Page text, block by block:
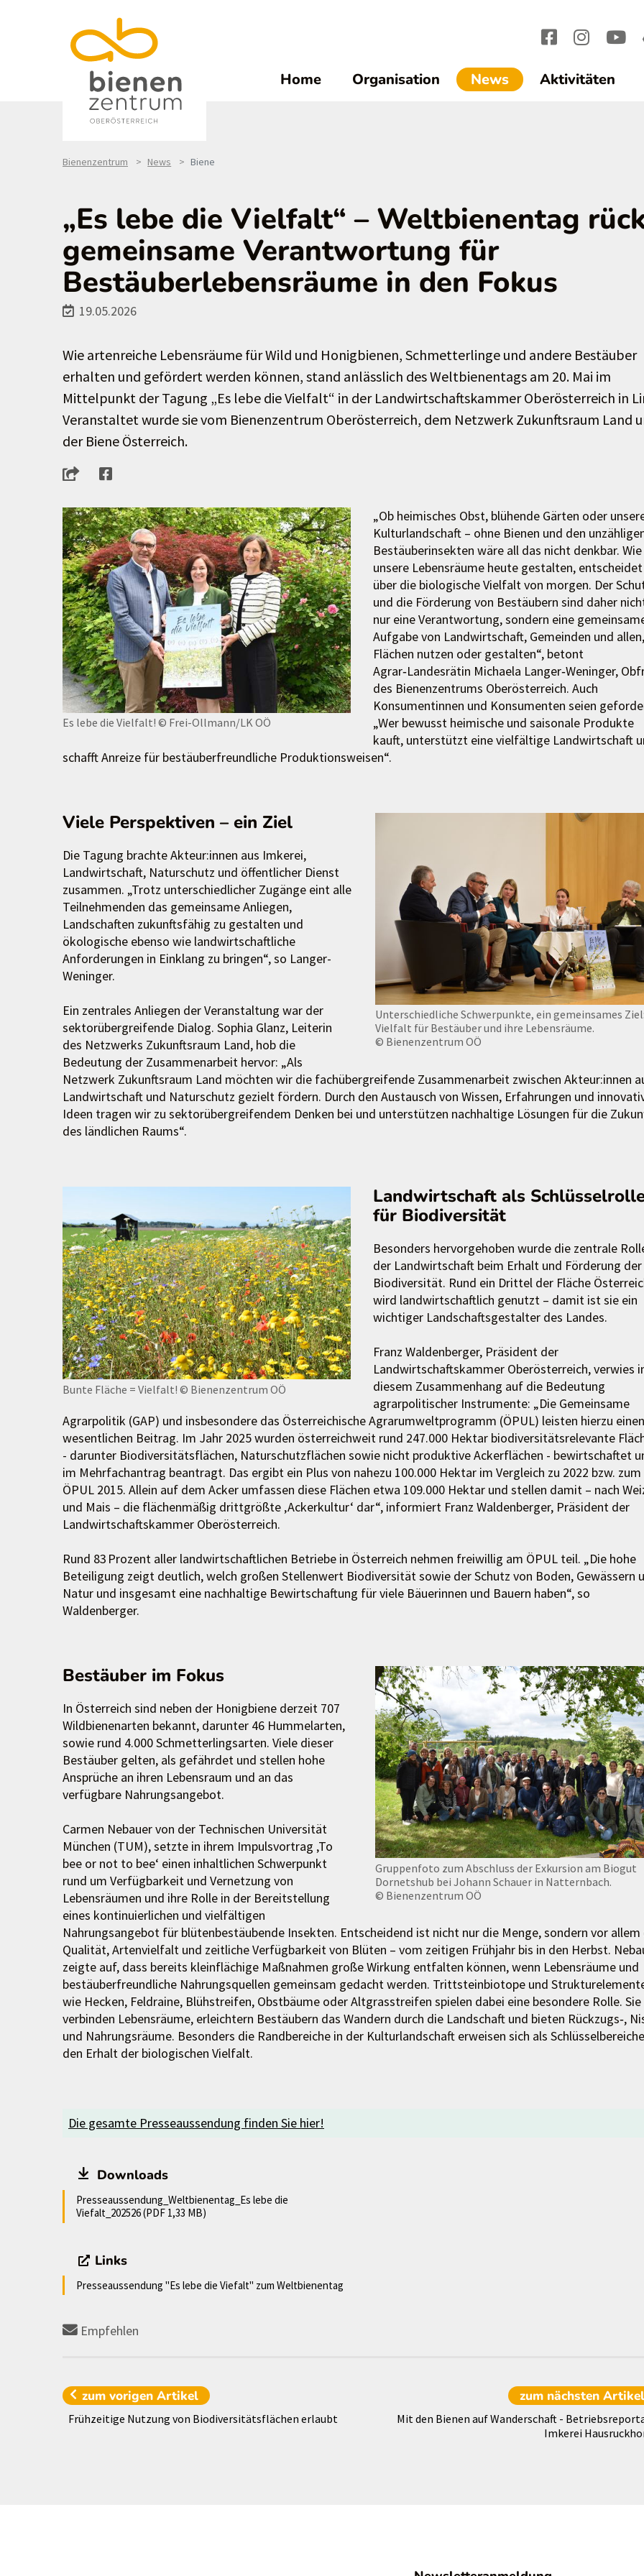
Home Organisation News(current)1
Aktivitäten
Bienenzentrum News Biene
„Es lebe die Vielfalt“ – Weltbienentag
gemeinsame Verantwortung für
Bestäuberlebensräume in den Fokus
19.05.2026
Wie artenreiche Lebensräume für Wild und Honigbienen, Schmetterlinge und andere Bestäuber
erhalten und gefördert werden können, stand anlässlich des Weltbienentags am 20. Mai im
Mittelpunkt der Tagung „Es lebe die Vielfalt“ in der Landwirtschaftskammer Oberösterreich in
Veranstaltet wurde sie vom Bienenzentrum Oberösterreich, dem Netzwerk Zukunftsraum Land
der Biene Österreich.
Es lebe die Vielfalt! © Frei-Ollmann/LK OÖ
„Ob heimisches Obst, blühende Gärten oder
Kulturlandschaft – ohne Bienen und den
Bestäuberinsekten wäre all das nicht denkbar.
unsere Lebensräume heute gestalten, entscheidet
über die biologische Vielfalt von morgen. Der
und die Förderung von Bestäubern sind daher
nur eine Verantwortung, sondern eine
Aufgabe von Landwirtschaft, Gemeinden und
Flächen nutzen oder gestalten“, betont
Agrar‑Landesrätin Michaela Langer‑Weninger,
des Bienenzentrums Oberösterreich. Auch
Konsumentinnen und Konsumenten seien
„Wer bewusst heimische und saisonale Produkte
kauft, unterstützt eine vielfältige Landwirtschaft
schafft Anreize für bestäuberfreundliche Produktionsweisen“.
Unterschiedliche Schwerpunkte, ein gemeinsames Ziel:
Vielfalt für Bestäuber und ihre Lebensräume.
© Bienenzentrum OÖ
Viele Perspektiven – ein Ziel
Die Tagung brachte Akteur:innen aus Imkerei,
Landwirtschaft, Naturschutz und öffentlicher Dienst
zusammen. „Trotz unterschiedlicher Zugänge eint alle
Teilnehmenden das gemeinsame Anliegen,
Landschaften zukunftsfähig zu gestalten und
ökologische ebenso wie landwirtschaftliche
Anforderungen in Einklang zu bringen“, so Langer-
Weninger.
Ein zentrales Anliegen der Veranstaltung war der
sektorübergreifende Dialog. Sophia Glanz, Leiterin
des Netzwerks Zukunftsraum Land, hob die
Bedeutung der Zusammenarbeit hervor: „Als
Netzwerk Zukunftsraum Land möchten wir die fachübergreifende Zusammenarbeit zwischen Akteur:innen
Landwirtschaft und Naturschutz gezielt fördern. Durch den Austausch von Wissen, Erfahrungen und
Ideen tragen wir zu sektorübergreifendem Denken bei und unterstützen nachhaltige Lösungen für die
des ländlichen Raums“.
Bunte Fläche = Vielfalt! © Bienenzentrum OÖ
Landwirtschaft als
für Biodiversität
Besonders hervorgehoben wurde die zentrale
der Landwirtschaft beim Erhalt und Förderung der
Biodiversität. Rund ein Drittel der Fläche
wird landwirtschaftlich genutzt – damit ist sie ein
wichtiger Landschaftsgestalter des Landes.
Franz Waldenberger, Präsident der
Landwirtschaftskammer Oberösterreich, verwies
diesem Zusammenhang auf die Bedeutung
agrarpolitischer Instrumente: „Die Gemeinsame
Agrarpolitik (GAP) und insbesondere das Österreichische Agrarumweltprogramm (ÖPUL) leisten hierzu einen
wesentlichen Beitrag. Im Jahr 2025 wurden österreichweit rund 247.000 Hektar biodiversitätsrelevante
- darunter Biodiversitätsflächen, Naturschutzflächen sowie nicht produktive Ackerflächen - bewirtschaftet
im Mehrfachantrag beantragt. Das ergibt ein Plus von nahezu 100.000 Hektar im Vergleich zu 2022 bzw. zum
ÖPUL 2015. Allein auf dem Acker umfassen diese Flächen etwa 109.000 Hektar und stellen damit – nach
und Mais – die flächenmäßig drittgrößte ‚Ackerkultur‘ dar“, informiert Franz Waldenberger, Präsident der
Landwirtschaftskammer Oberösterreich.
Rund 83 Prozent aller landwirtschaftlichen Betriebe in Österreich nehmen freiwillig am ÖPUL teil. „Die hohe
Beteiligung zeigt deutlich, welch großen Stellenwert Biodiversität sowie der Schutz von Boden, Gewässern
Natur und insgesamt eine nachhaltige Bewirtschaftung für viele Bäuerinnen und Bauern haben“, so
Waldenberger.
Gruppenfoto zum Abschluss der Exkursion am Biogut
Dornetshub bei Johann Schauer in Natternbach.
© Bienenzentrum OÖ
Bestäuber im Fokus
In Österreich sind neben der Honigbiene derzeit 707
Wildbienenarten bekannt, darunter 46 Hummelarten,
sowie rund 4.000 Schmetterlingsarten. Viele dieser
Bestäuber gelten, als gefährdet und stellen hohe
Ansprüche an ihren Lebensraum und an das
verfügbare Nahrungsangebot.
Carmen Nebauer von der Technischen Universität
München (TUM), setzte in ihrem Impulsvortrag ‚To
bee or not to bee‘ einen inhaltlichen Schwerpunkt
rund um Verfügbarkeit und Vernetzung von
Lebensräumen und ihre Rolle in der Bereitstellung
eines kontinuierlichen und vielfältigen
Nahrungsangebot für blütenbestäubende Insekten. Entscheidend ist nicht nur die Menge, sondern vor allem
Qualität, Artenvielfalt und zeitliche Verfügbarkeit von Blüten – vom zeitigen Frühjahr bis in den Herbst.
zeigte auf, dass bereits kleinflächige Maßnahmen große Wirkung entfalten können, wenn Lebensräume und
bestäuberfreundliche Nahrungsquellen gemeinsam gedacht werden. Trittsteinbiotope und
wie Hecken, Feldraine, Blühstreifen, Obstbäume oder Altgrasstreifen spielen dabei eine besondere Rolle. Sie
verbinden Lebensräume, erleichtern Bestäubern das Wandern durch die Landschaft und bieten Rückzugs‑,
und Nahrungsräume. Besonders die Randbereiche in der Kulturlandschaft erweisen sich als
den Erhalt der biologischen Vielfalt.
Die gesamte Presseaussendung finden Sie hier!
Downloads
Presseaussendung_Weltbienentag_Es lebe die
Viefalt_202526 (PDF 1,33 MB)
Links
Presseaussendung "Es lebe die Viefalt" zum Weltbienentag
Empfehlen
zum vorigenArtikel
Frühzeitige Nutzung von Biodiversitätsflächen erlaubt
zum nächsten Artikel
Mit den Bienen auf Wanderschaft -
Imkerei